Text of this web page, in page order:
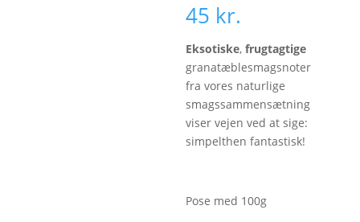
45 kr.
Eksotiske,frugtagtige
granatæblesmagsnoter
fra vores naturlige
smagssammensætning
viser vejen ved at sige:
simpelthen fantastisk!
Pose med 100g